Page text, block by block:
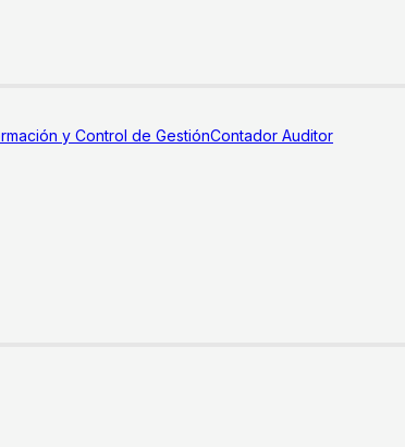
y Control de GestiónContador Auditor